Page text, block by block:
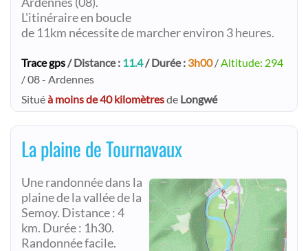
L'itinéraire en boucle
de 11km nécessite de marcher environ 3 heures.
Trace gps/ Distance : 11.4/ Durée : 3h00/Altitude: 294
/ 08 - Ardennes
Situéà moins de 40 kilomètresde Longwé
La plaine de Tournavaux
Une randonnée dans la
plaine de la vallée de la
Semoy. Distance : 4
km. Durée : 1h30.
Randonnée facile.